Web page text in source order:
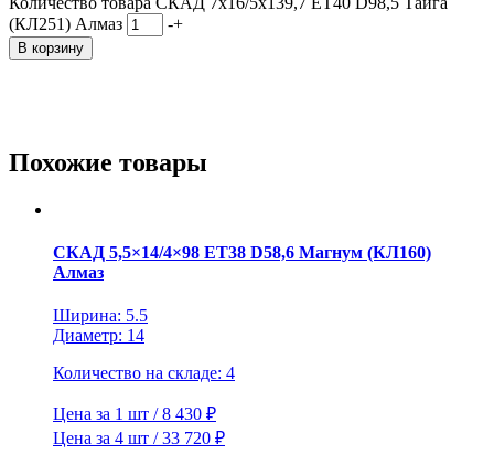
(КЛ251) Алмаз
-+
В корзину
Похожие товары
СКАД 5,5×14/4×98 ET38 D58,6 Магнум (КЛ160)
Алмаз
Ширина: 5.5
Диаметр: 14
Количество на складе: 4
Цена за 1 шт / 8 430 ₽
Цена за 4 шт / 33 720 ₽